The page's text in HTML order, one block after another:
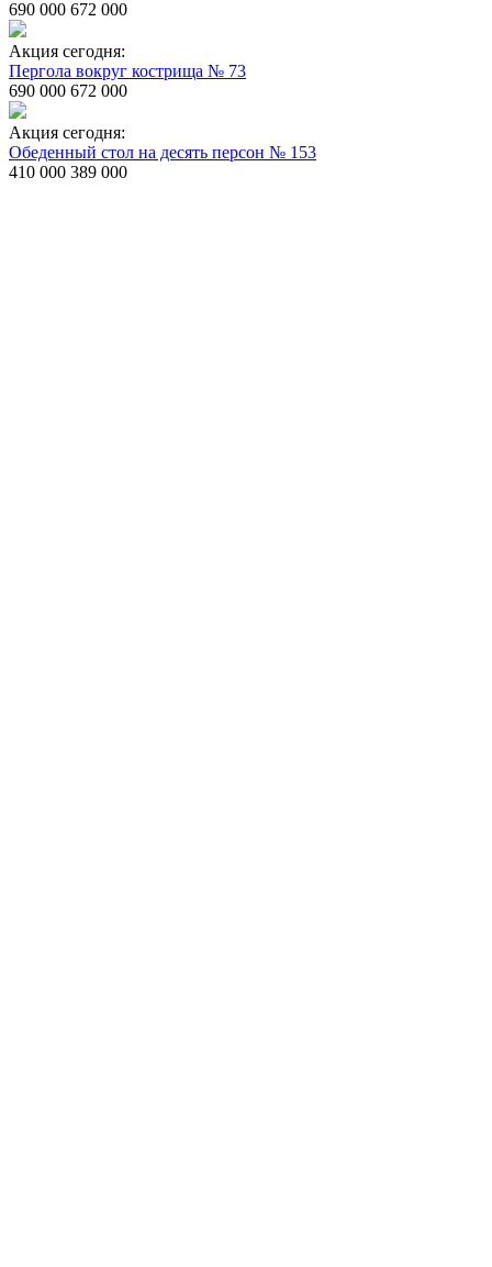
690 000 672 000
Акция сегодня:
Пергола вокруг кострища № 73
690 000 672 000
Акция сегодня:
Обеденный стол на десять персон № 153
410 000 389 000